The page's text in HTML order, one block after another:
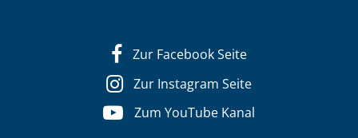
Zur Facebook Seite
Zur Instagram Seite
Zum YouTube Kanal